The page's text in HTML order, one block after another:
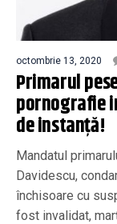
octombrie 13, 2020
Primarul
pornografie
de instanță!
Mandatul
Davidescu,
închisoare cu
fost invalidat,